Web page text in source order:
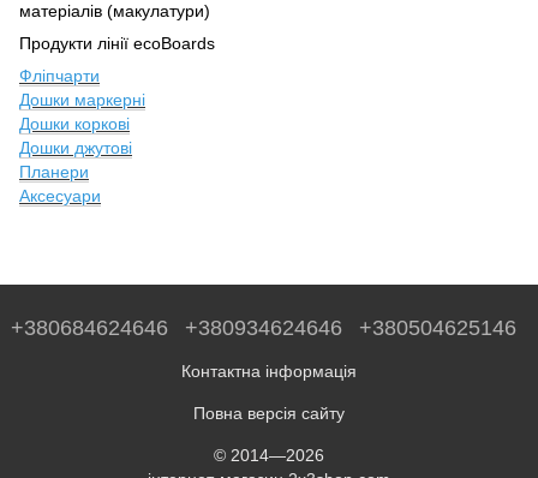
матеріалів (макулатури)
Продукти лінії ecoBoards
Фліпчарти
Дошки маркерні
Дошки коркові
Дошки джутові
Планери
Аксесуари
+380684624646 +380934624646 +380504625146
Контактна інформація
Повна версія сайту
© 2014—2026